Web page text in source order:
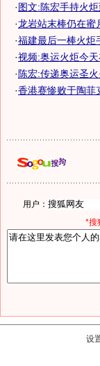
·图文:陈宏手持火
·龙岩站末棒仍在蜜
·福建最后一棒火炬
·视频:奥运火炬今天
· 陈宏:传递奥运圣
·香港赛惨败于陶菲
用户：
*搜
设